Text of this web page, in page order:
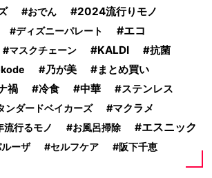
おでん 2024流行りモノ
ディズニーパレート エコ
マスクチェーン KALDI 抗菌
乃が美
まとめ買い
禍 冷食 中華 ステンレス
ンダードベイカーズ マクラメ
行るモノ お風呂掃除 エスニック
ーザ セルフケア 阪下千恵